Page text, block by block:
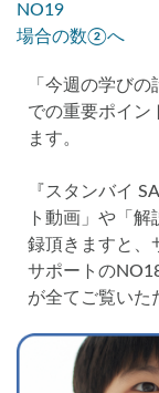
NO19
場合の数②へ
「今週の学び
での重要ポイン
ます。
『スタンバイ
ト動画」や「
録頂きますと、
サポートの
が全てご覧いた
6年生
解体新書
学習相談への
SAPIXデイリ
SAPIXマンス
サピックスオ
早稲アカデミ
四谷大塚志望
前期(3月〜7月)